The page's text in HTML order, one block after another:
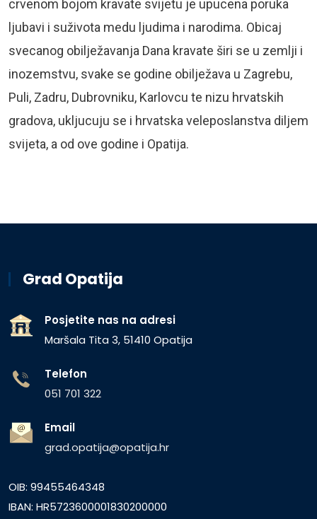
crvenom bojom kravate svijetu je upucena poruka
ljubavi i suživota medu ljudima i narodima. Obicaj
svecanog obilježavanja Dana kravate širi se u zemlji i
inozemstvu, svake se godine obilježava u Zagrebu,
Puli, Zadru, Dubrovniku, Karlovcu te nizu hrvatskih
gradova, ukljucuju se i hrvatska veleposlanstva diljem
svijeta, a od ove godine i Opatija.
Grad Opatija
Posjetite nas na adresi
Maršala Tita 3, 51410 Opatija
Telefon
051 701 322
Email
grad.opatija@opatija.hr
OIB: 99455464348
IBAN: HR5723600001830200000